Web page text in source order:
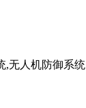
,无人机防御系统